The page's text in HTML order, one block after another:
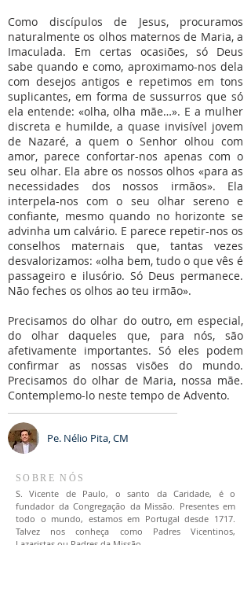
Como discípulos de Jesus, procuramos
naturalmente os olhos maternos de Maria, a
Imaculada. Em certas ocasiões, só Deus
sabe quando e como, aproximamo-nos dela
com desejos antigos e repetimos em tons
suplicantes, em forma de sussurros que só
ela entende: «olha, olha mãe…». E a mulher
discreta e humilde, a quase invisível jovem
de Nazaré, a quem o Senhor olhou com
amor, parece confortar-nos apenas com o
seu olhar. Ela abre os nossos olhos «para as
necessidades dos nossos irmãos». Ela
interpela-nos com o seu olhar sereno e
confiante, mesmo quando no horizonte se
advinha um calvário. E parece repetir-nos os
conselhos maternais que, tantas vezes
desvalorizamos: «olha bem, tudo o que vês é
passageiro e ilusório. Só Deus permanece.
Não feches os olhos ao teu irmão».
Precisamos do olhar do outro, em especial,
do olhar daqueles que, para nós, são
afetivamente importantes. Só eles podem
confirmar as nossas visões do mundo.
Precisamos do olhar de Maria, nossa mãe.
Contemplemo-lo neste tempo de Advento.
Pe. Nélio Pita, CM
SOBRE NÓS
S. Vicente de Paulo, o santo da Caridade, é o
fundador da Congregação da Missão. Presentes em
todo o mundo, estamos em Portugal desde 1717.
Talvez nos conheça como Padres Vicentinos,
Lazaristas ou Padres da Missão.